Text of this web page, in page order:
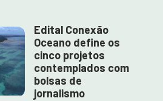
Edital Conexão
Oceano define os
cinco projetos
contemplados com
bolsas de
jornalismo